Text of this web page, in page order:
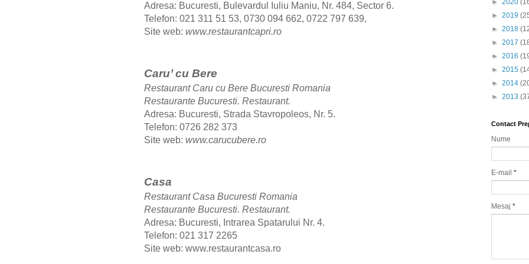
Adresa: Bucuresti, Bulevardul Iuliu Maniu, Nr. 484, Sector 6.
Telefon: 021 311 51 53, 0730 094 662, 0722 797 639,
Site web: www.restaurantcapri.ro
Caru’ cu Bere
Restaurant Caru cu Bere Bucuresti Romania
Restaurante Bucuresti. Restaurant.
Adresa: Bucuresti, Strada Stavropoleos, Nr. 5.
Telefon: 0726 282 373
Site web: www.carucubere.ro
Casa
Restaurant Casa Bucuresti Romania
Restaurante Bucuresti. Restaurant.
Adresa: Bucuresti, Intrarea Spatarului Nr. 4.
Telefon: 021 317 2265
Site web: www.restaurantcasa.ro
► 2020
► 2019
► 2018
► 2017
► 2016
► 2015
► 2014
► 2013
Contact
Nume
E-mail *
Mesaj *